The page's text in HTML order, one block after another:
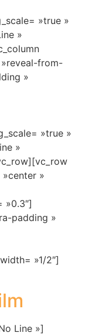
»true »
»
from-
»
»true »
»
»
»0.3″]
padding »
»1/2″]
Line »]